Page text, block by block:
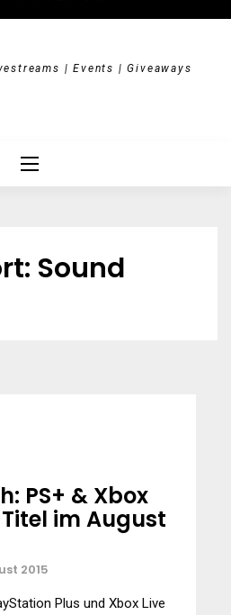
| Events | Giveaways
Sound
PS+ & Xbox
im August
2015
Plus und Xbox Live